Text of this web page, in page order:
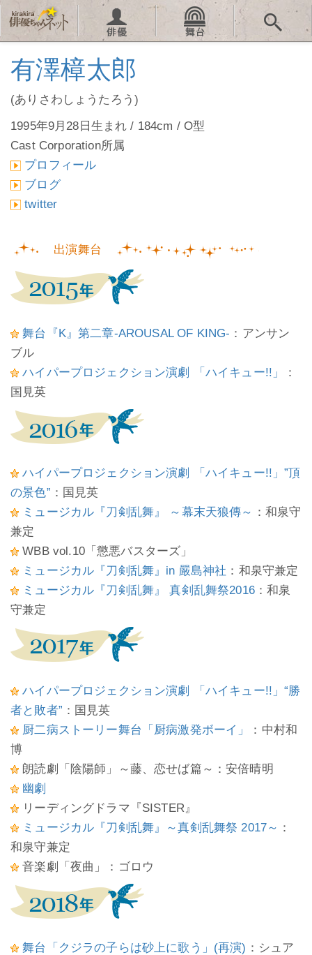
有澤樟太郎
(ありさわしょうたろう)
1995年9月28日生まれ / 184cm / O型
Cast Corporation所属
プロフィール
ブログ
twitter
出演舞台
舞台『K』第二章-AROUSAL OF KING- ：アンサン
ブル
ハイパープロジェクション演劇 「ハイキュー!!」
：
国見英
ハイパープロジェクション演劇 「ハイキュー!!」”頂
の景色” ：国見英
ミュージカル『刀剣乱舞』 ～幕末天狼傳～ ：和泉守
兼定
WBB vol.10「懲悪バスターズ」
ミュージカル『刀剣乱舞』in 嚴島神社 ：和泉守兼定
ミュージカル『刀剣乱舞』 真剣乱舞祭2016：和泉
守兼定
ハイパープロジェクション演劇 「ハイキュー!!」“勝
者と敗者” ：国見英
厨二病ストーリー舞台「厨病激発ボーイ」
：中村和
博
朗読劇「陰陽師」～藤、恋せば篇～：安倍晴明
幽劇
リーディングドラマ『SISTER』
ミュージカル『刀剣乱舞』～真剣乱舞祭 2017～ ：
和泉守兼定
音楽劇「夜曲」：ゴロウ
舞台「クジラの子らは砂上に歌う」(再演) ：シュア